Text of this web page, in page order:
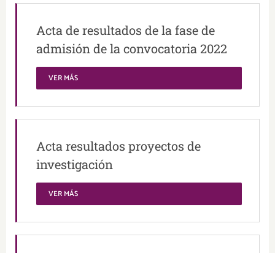
Acta de resultados de la fase de
admisión de la convocatoria 2022
VER MÁS
Acta resultados proyectos de
investigación
VER MÁS